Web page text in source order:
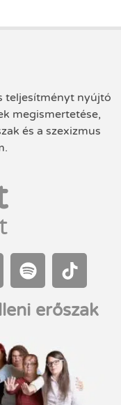
teljesítményt nyújtó
megismertetése,
és a szexizmus
erőszak